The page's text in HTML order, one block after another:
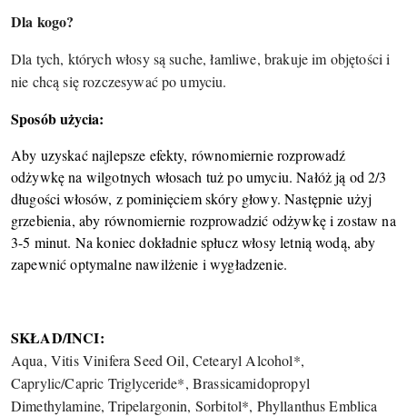
Dla kogo?
Dla tych, których włosy są suche, łamliwe, brakuje im objętości i
nie chcą się rozczesywać po umyciu.
Sposób użycia:
Aby uzyskać najlepsze efekty, równomiernie rozprowadź
odżywkę na wilgotnych włosach tuż po umyciu. Nałóż ją od 2/3
długości włosów, z pominięciem skóry głowy. Następnie użyj
grzebienia, aby równomiernie rozprowadzić odżywkę i zostaw na
3-5 minut. Na koniec dokładnie spłucz włosy letnią wodą, aby
zapewnić optymalne nawilżenie i wygładzenie.
SKŁAD/INCI:
Aqua, Vitis Vinifera Seed Oil, Cetearyl Alcohol*,
Caprylic/Capric Triglyceride*, Brassicamidopropyl
Dimethylamine, Tripelargonin, Sorbitol*, Phyllanthus Emblica